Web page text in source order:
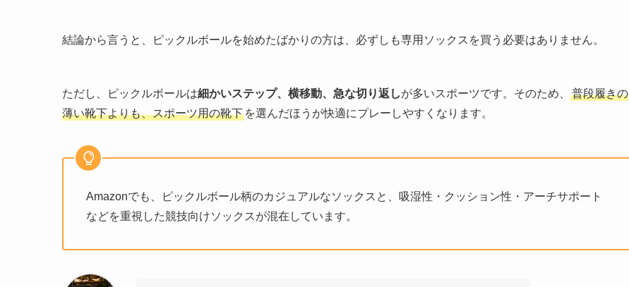
結論から言うと、ピックルボールを始めたばかりの方は、必ずしも専用ソックスを買う必要はありません。
ただし、ピックルボールは細かいステップ、横移動、急な切り返しが多いスポーツです。そのため、
普段履きの
薄い靴下よりも、スポーツ用の靴下 を選んだほうが快適にプレーしやすくなります。
Amazonでも、ピックルボール柄のカジュアルなソックスと、吸湿性・クッション性・アーチサポート
などを重視した競技向けソックスが混在しています。